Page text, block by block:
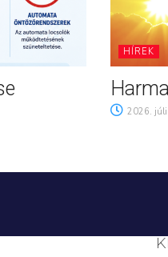
HÍREK
2026.